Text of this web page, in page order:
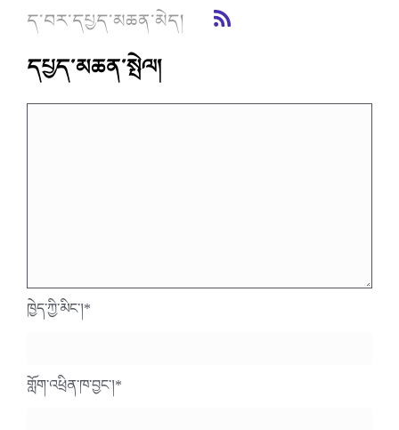
ད་བར་དཔྱད་མཆན་མེད།
དཔྱད་མཆན་སྤེལ།
ཁྱེད་ཀྱི་མིང་།*
གློག་འཕྲིན་ཁ་བྱང་།*